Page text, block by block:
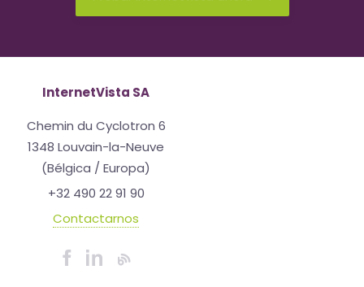
InternetVista SA
Chemin du Cyclotron 6
1348 Louvain-la-Neuve
(Bélgica / Europa)
+32 490 22 91 90
Contactarnos